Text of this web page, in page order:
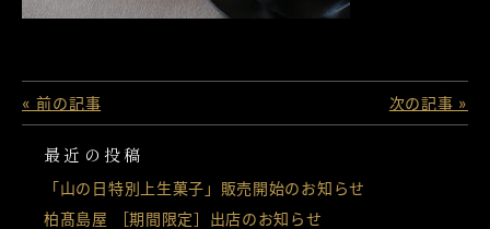
最近の投稿
「山の日特別上生菓子」販売開始のお知らせ
柏髙島屋 ［期間限定］出店のお知らせ
« 前の記事 次の記事 »